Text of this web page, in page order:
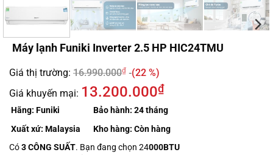
Máy lạnh Funiki Inverter 2.5 HP HIC24TMU
Giá thị trường: 16.990.000₫
(22 %)
Giá khuyến mại: 13.200.000₫
Hãng: Funiki
Xuất xứ: Malaysia
Bảo hành: 24 tháng
Kho hàng: Còn hàng
Có3 CÔNG SUẤT. Bạn đang chọn 24000BTU